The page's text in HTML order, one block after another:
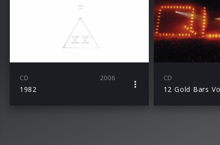
CD 2006
1982
CD
12 Gold Bars